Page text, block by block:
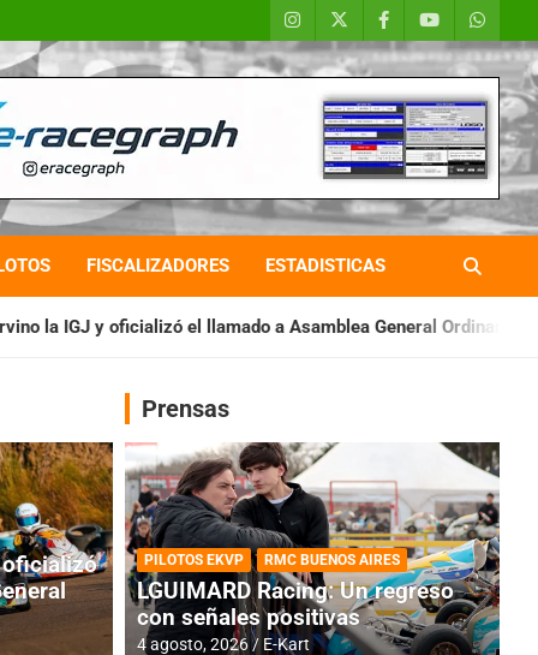
FISCALIZADORES ESTADISTICAS
a Asamblea General Ordinaria IAME SERIES
oficializó
Prensas
PILOTOS EKVP RMC BUENOS AIRES
LGUIMARD Racing: Un regreso
con señales positivas
4 agosto, 2026 E-Kart